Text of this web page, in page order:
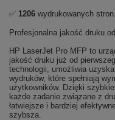
✅ 1206 wydrukowanych stron.
Profesjonalna jakość druku
HP LaserJet Pro MFP to
jakość druku już od
technologii, umożliwia
wydruków, które spełniają
użytkowników. Dzięki
każde zadanie związane z
łatwiejsze i bardziej
szybsza.